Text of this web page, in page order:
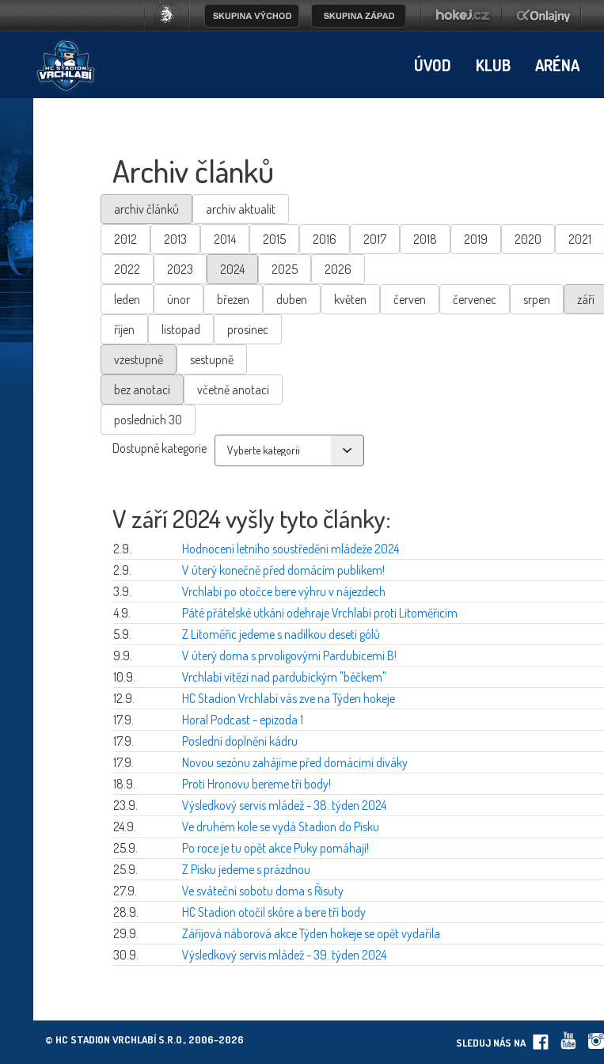
ÚVOD KLUB ARÉNA
Archiv článků
archiv článků
archiv aktualit
2012
2013 2014 2015 2016 2017 2018 2019 2020
2021
2022
2023 2024 2025
2026
leden
únor březen duben květen červen červenec srpen
září
říjen
listopad
prosinec
vzestupně
sestupně
bez anotací
včetně anotací
posledních 30
Dostupné kategorie
V září 2024 vyšly tyto články:
2.9.
Hodnocení letního soustředění mládeže 2024
2.9.
V úterý konečně před domácím publikem!
3.9.
Vrchlabí po otočce bere výhru v nájezdech
4.9.
Páté přátelské utkání odehraje Vrchlabí proti Litoměřicím
5.9.
Z Litoměřic jedeme s nadílkou deseti gólů
9.9.
V úterý doma s prvoligovými Pardubicemi B!
10.9.
Vrchlabí vítězí nad pardubickým "béčkem"
12.9.
HC Stadion Vrchlabí vás zve na Týden hokeje
17.9.
Horal Podcast - epizoda 1
17.9.
Poslední doplnění kádru
17.9.
Novou sezónu zahájíme před domácími diváky
18.9.
Proti Hronovu bereme tři body!
23.9.
Výsledkový servis mládež - 38. týden 2024
24.9.
Ve druhém kole se vydá Stadion do Písku
25.9.
Po roce je tu opět akce Puky pomáhají!
25.9.
Z Písku jedeme s prázdnou
27.9.
Ve sváteční sobotu doma s Řisuty
28.9.
HC Stadion otočil skóre a bere tři body
29.9.
Zářijová náborová akce Týden hokeje se opět vydařila
30.9.
Výsledkový servis mládež - 39. týden 2024
© HC STADION VRCHLABÍ S.R.O., 2006–2026 SLEDUJ NÁS NA